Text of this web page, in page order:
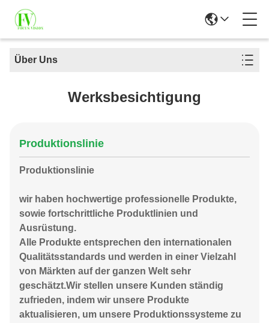
Über Uns
Werksbesichtigung
Produktionslinie
Produktionslinie
wir haben hochwertige professionelle Produkte,
sowie fortschrittliche Produktlinien und
Ausrüstung.
Alle Produkte entsprechen den internationalen
Qualitätsstandards und werden in einer Vielzahl
von Märkten auf der ganzen Welt sehr
geschätzt.Wir stellen unsere Kunden ständig
zufrieden, indem wir unsere Produkte
aktualisieren, um unsere Produktionssysteme zu